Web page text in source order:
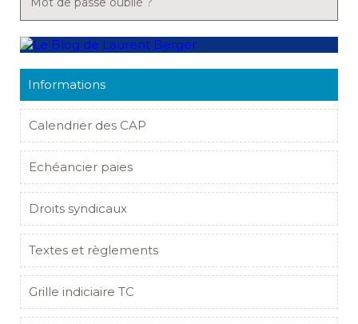
Informations
Calendrier des CAP
Echéancier paies
Droits syndicaux
Textes et règlements
Grille indiciaire TC